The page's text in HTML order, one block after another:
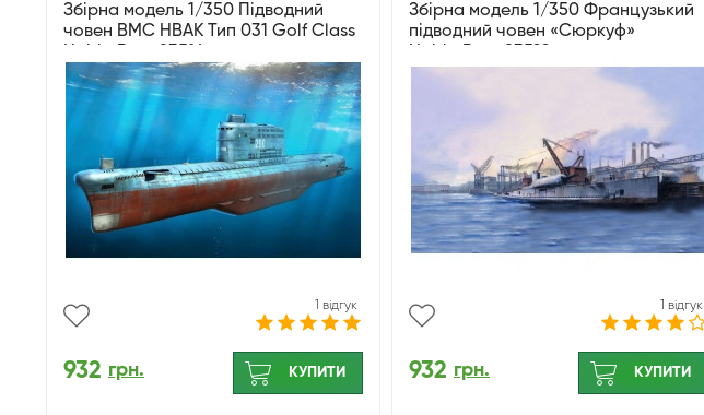
Збірна модель 1/350 Підводний
човен ВМС НВАК Тип 031 Golf Class
1 відгук
932 грн. КУПИТИ
Збірна модель 1/350 Французький
підводний човен «Сюркуф»
1 відгук
932 грн. КУПИТИ